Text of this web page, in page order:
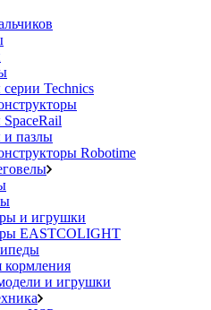
Technics
и пазлы
Robotime
и игрушки
EASTCOLIGHT
кормления
и игрушки